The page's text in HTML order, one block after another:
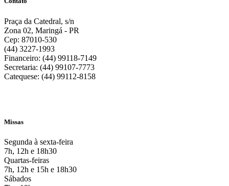
Praça da Catedral, s/n
Zona 02, Maringá - PR
Cep: 87010-530
(44) 3227-1993
Financeiro: (44) 99118-7149
Secretaria: (44) 99107-7773
Catequese: (44) 99112-8158
Missas
Segunda à sexta-feira
7h, 12h e 18h30
Quartas-feiras
7h, 12h e 15h e 18h30
Sábados